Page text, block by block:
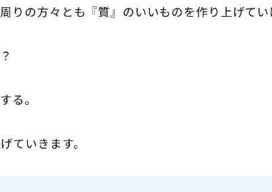
りの方々とも『質』のいいものを作り上げてい
る。
ていきます。